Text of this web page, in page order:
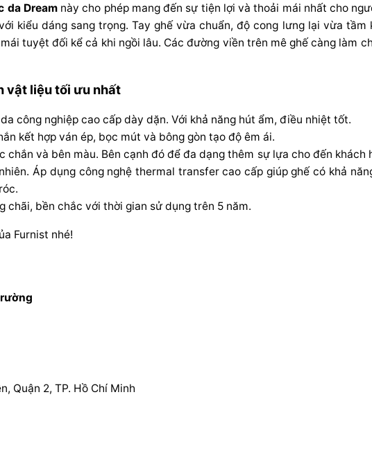
da Dream này cho phép mang đến sự tiện lợi và thoải mái nhất cho
kiểu dáng sang trọng. Tay ghế vừa chuẩn, độ cong lưng lại vừa tầm
tuyệt đối kể cả khi ngồi lâu. Các đường viền trên mê ghế càng làm
vật liệu tối ưu nhất
công nghiệp cao cấp dày dặn. Với khả năng hút ẩm, điều nhiệt tốt.
kết hợp ván ép, bọc mút và bông gòn tạo độ êm ái.
và bên màu. Bên cạnh đó để đa dạng thêm sự lựa cho đến khách
Áp dụng công nghệ thermal transfer cao cấp giúp ghế có khả
chãi, bền chắc với thời gian sử dụng trên 5 năm.
Furnist nhé!
Quận 2, TP. Hồ Chí Minh